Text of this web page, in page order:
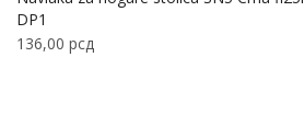
DP1
136,00 рсд